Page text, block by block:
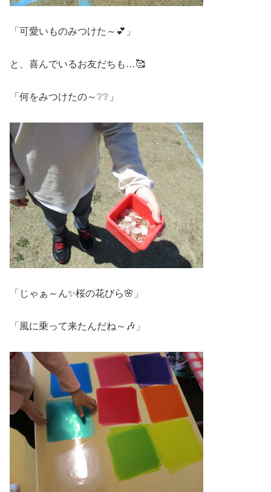
「可愛いものみつけた～💕」
と、喜んでいるお友だちも…🥰
「何をみつけたの～❔❔」
「じゃぁ～ん✨桜の花びら🌸」
「風に乗って来たんだね～🎶」